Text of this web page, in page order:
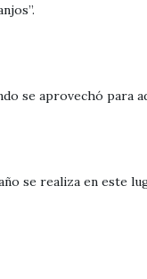
se aprovechó
se realiza en